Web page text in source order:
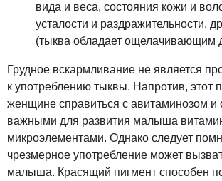
вида и веса, состояния кожи и
усталости и раздражительности,
(тыква обладает ощелачивающим
Грудное вскармливание не является
к употреблению тыквы. Напротив, этот
женщине справиться с авитаминозом и
важными для развития малыша
микроэлементами. Однако следует
чрезмерное употребление может
малыша. Красящий пигмент способен